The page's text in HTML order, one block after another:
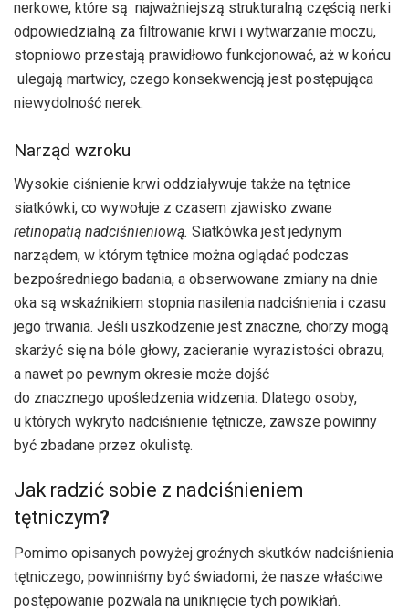
nerkowe, które są najważniejszą strukturalną częścią nerki
odpowiedzialną za filtrowanie krwi i wytwarzanie moczu,
stopniowo przestają prawidłowo funkcjonować, aż w końcu
ulegają martwicy, czego konsekwencją jest postępująca
niewydolność nerek.
Narząd wzroku
Wysokie ciśnienie krwi oddziaływuje także na tętnice
siatkówki, co wywołuje z czasem zjawisko zwane
retinopatią nadciśnieniową. Siatkówka jest jedynym
narządem, w którym tętnice można oglądać podczas
bezpośredniego badania, a obserwowane zmiany na dnie
oka są wskaźnikiem stopnia nasilenia nadciśnienia i czasu
jego trwania. Jeśli uszkodzenie jest znaczne, chorzy mogą
skarżyć się na bóle głowy, zacieranie wyrazistości obrazu,
a nawet po pewnym okresie może dojść
do znacznego upośledzenia widzenia. Dlatego osoby,
u których wykryto nadciśnienie tętnicze, zawsze powinny
być zbadane przez okulistę.
Jak radzić sobie z nadciśnieniem
tętniczym?
Pomimo opisanych powyżej groźnych skutków nadciśnienia
tętniczego, powinniśmy być świadomi, że nasze właściwe
postępowanie pozwala na uniknięcie tych powikłań.